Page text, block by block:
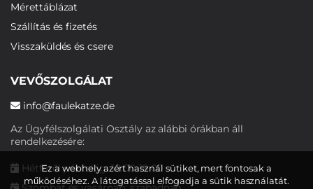
Mérettáblázat
Szállítás és fizetés
Visszaküldés és csere
VEVŐSZOLGÁLAT
info@faulekatze.de
Az Ügyfélszolgálati Osztály az alábbi órákban áll
rendelkezésére:
Hétfőtől péntekig: 10:00-19:00
Ez a webhely azért használ sütiket, mert fontosak a
működéséhez. A látogatással elfogadja a sütik használatát.